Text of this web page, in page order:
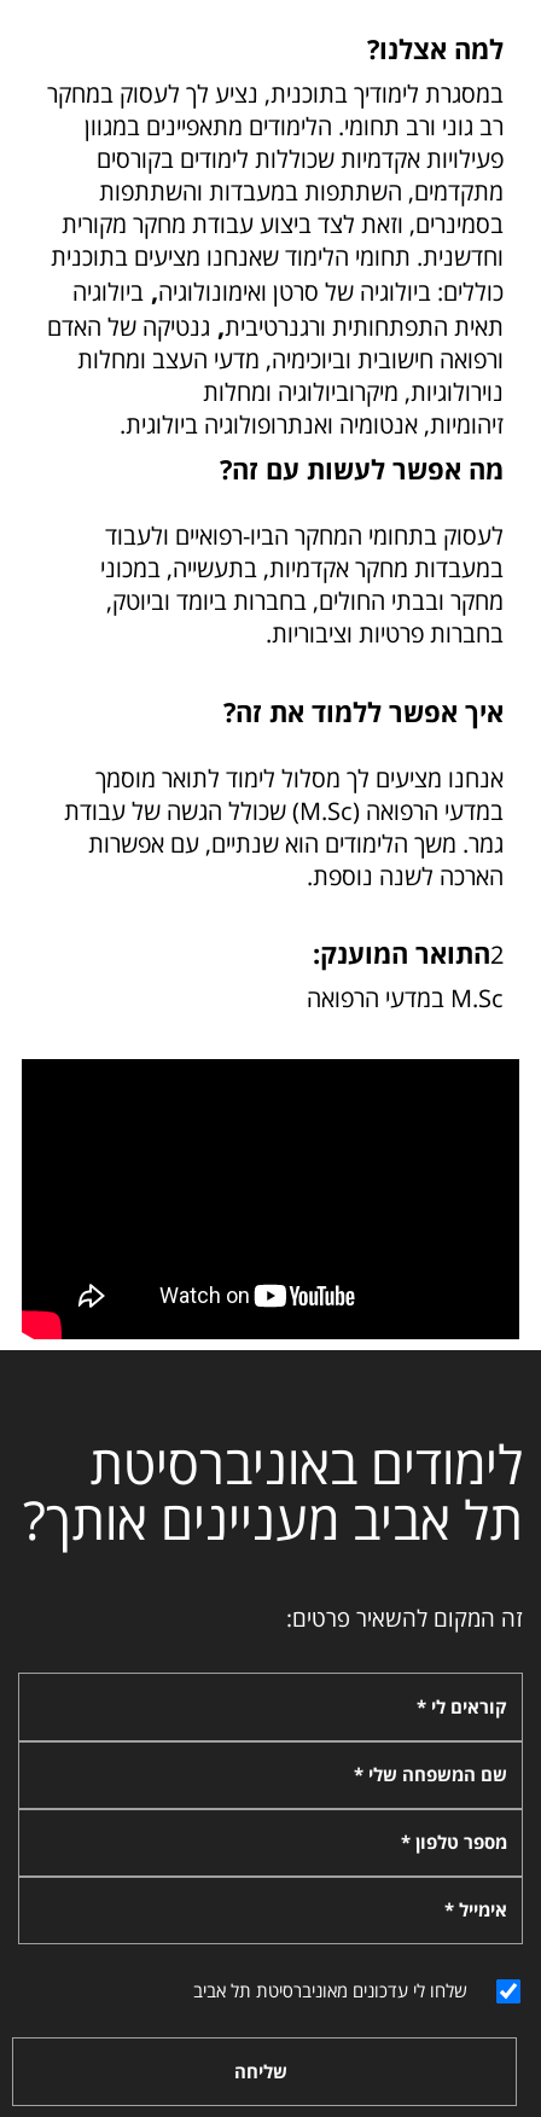
למה אצלנו?
במסגרת לימודיך בתוכנית, נציע לך לעסוק במחקר
רב גוני ורב תחומי. הלימודים מתאפיינים במגוון
פעילויות אקדמיות שכוללות לימודים בקורסים
מתקדמים, השתתפות במעבדות והשתתפות
בסמינרים, וזאת לצד ביצוע עבודת מחקר מקורית
וחדשנית. תחומי הלימוד שאנחנו מציעים בתוכנית
כוללים: ביולוגיה של סרטן ואימונולוגיה,ביולוגיה
תאית התפתחותית ורגנרטיבית, גנטיקה של האדם
ורפואה חישובית וביוכימיה, מדעי העצב ומחלות
נוירולוגיות, מיקרוביולוגיה ומחלות
זיהומיות, אנטומיה ואנתרופולוגיה ביולוגית.
מה אפשר לעשות עם זה?
לעסוק בתחומי המחקר הביו-רפואיים ולעבוד
במעבדות מחקר אקדמיות, בתעשייה, במכוני
מחקר ובבתי החולים, בחברות ביומד וביוטק,
בחברות פרטיות וציבוריות.
איך אפשר ללמוד את זה?
אנחנו מציעים לך מסלול לימוד לתואר מוסמך
במדעי הרפואה (M.Sc) שכולל הגשה של עבודת
גמר. משך הלימודים הוא שנתיים, עם אפשרות
הארכה לשנה נוספת.
2התואר המוענק:
M.Sc במדעי הרפואה
לימודים באוניברסיטת
תל אביב מעניינים אותך?
זה המקום להשאיר פרטים:
קוראים לי *
שם המשפחה שלי *
מספר טלפון *
אימייל *
שלחו לי עדכונים מאוניברסיטת תל אביב
שליחה